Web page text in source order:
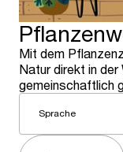
Mit dem
Natur direkt in der
gemeinschaftlich
Sprache